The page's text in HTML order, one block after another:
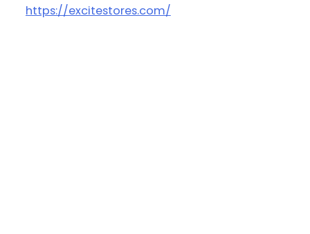
https://excitestores.com/